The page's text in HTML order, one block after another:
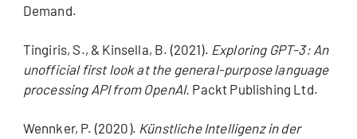
Demand.
Tingiris, S., & Kinsella, B. (2021). Exploring GPT-3: An
unofficial first look at the general-purpose language
processing API from OpenAI. Packt Publishing Ltd.
Wennker, P. (2020). Künstliche Intelligenz in der